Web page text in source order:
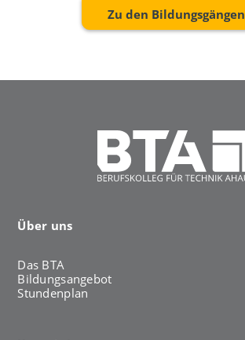
Zu den Bildungsgängen
Über uns
Das BTA
Bildungsangebot
Stundenplan